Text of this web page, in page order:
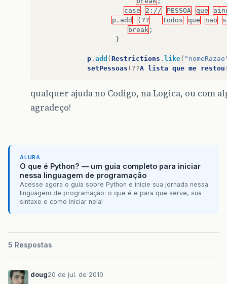
case
2:// PESSOA que
p.add
(?? todos que nao
break ;
}
p . add ( Restrictions . like(
setPessoas (??A lista que me restou
catch(Exception e ) {
public void setPessoas(
this.pessoas
= pessoas ;
qualquer ajuda no Codigo, na Logica, ou com
agradeço!
ALURA
O que é Python? — um guia completo para iniciar
nessa linguagem de programação
Acesse agora o guia sobre Python e inicie sua jornada nessa
linguagem de programação: o que é e para que serve, sua
sintaxe e como iniciar nela!
5 Respostas
doug20 de jul. de 2010